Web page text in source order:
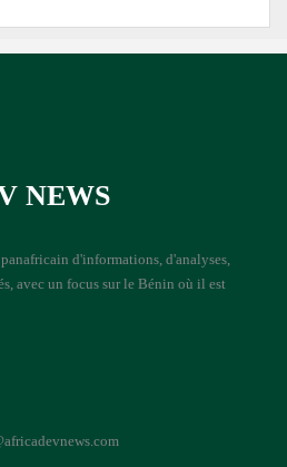
d'informations, d'analyses,
avec un focus sur le Bénin où il est